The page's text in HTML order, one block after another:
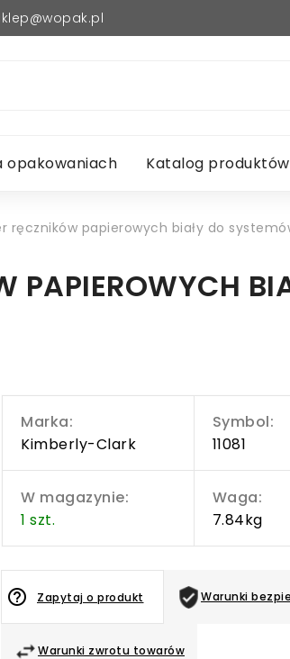
opakowaniach Katalog produktów
ręczników papierowych biały do
PAPIEROWYCH
Marka:
Kimberly-Clark
Symbol:
11081
W magazynie:
1 szt.
Waga:
7.84kg
Warunki
Warunki zwrotu towarów
help_outline Zapytaj o produkt